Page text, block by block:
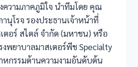
ความภาคภูมิใจ นำทีมโดย คุณ
นุโรจ รองประธานเจ้าหน้าที่
ตอร์ สไตล์ จำกัด (มหาชน) หรือ
งพยาบาลมาสเตอร์พีช Specialty
หกรรมด้านความงามอันดับต้น